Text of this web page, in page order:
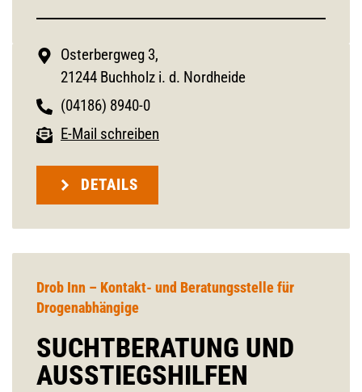
Osterbergweg 3,
21244 Buchholz i. d. Nordheide
(04186) 8940-0
E-Mail schreiben
DETAILS
Drob Inn – Kontakt- und Beratungsstelle für
Drogenabhängige
SUCHTBERATUNG UND
AUSSTIEGSHILFEN